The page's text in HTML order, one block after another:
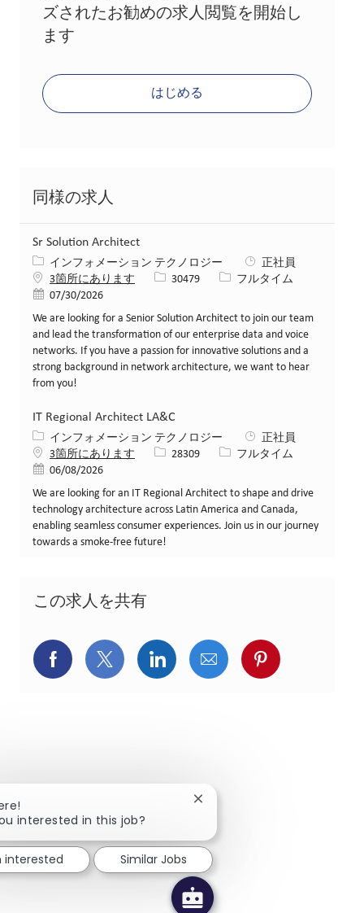
ズされたお勧めの求人閲覧を開始し
ます
はじめる
同様の求人
Sr Solution Architect
カテゴリー
インフォメーション テクノロジー
正社員
3箇所にあります
求人ID30479 役職フルタイム
投稿日07/30/2026
We are looking for a Senior Solution Architect to join our team
and lead the transformation of our enterprise data and voice
networks. If you have a passion for innovative solutions and a
strong background in network architecture, we want to hear
from you!
IT Regional Architect LA&C
カテゴリー
インフォメーション テクノロジー
正社員
3箇所にあります
求人ID28309 役職フルタイム
投稿日06/08/2026
We are looking for an IT Regional Architect to shape and drive
technology architecture across Latin America and Canada,
enabling seamless consumer experiences. Join us in our journey
towards a smoke-free future!
この求人を共有
Facebookでシェア
X(旧Twitter)でシェア
LinkedInでシェア
メールでシェア
Pinterestで
interested in this job?
Close chatbot notification
interested Similar Jobs